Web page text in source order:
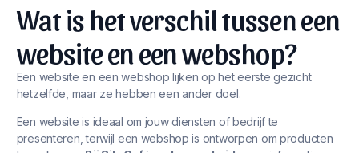
Wat is het verschil tussen een
website en een webshop?
Een website en een webshop lijken op het eerste gezicht
hetzelfde, maar ze hebben een ander doel.
Een website is ideaal om jouw diensten of bedrijf te
presenteren, terwijl een webshop is ontworpen om producten